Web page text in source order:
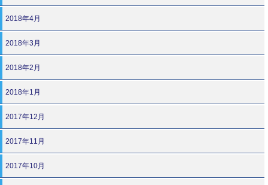
2018年4月
2018年3月
2018年2月
2018年1月
2017年12月
2017年11月
2017年10月